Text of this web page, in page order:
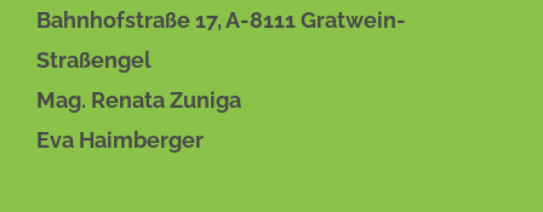
Bahnhofstraße 17, A-8111 Gratwein-
Straßengel
Mag. Renata Zuniga
Eva Haimberger